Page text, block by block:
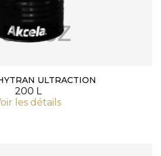
ULTRACTION
200 L
les détails